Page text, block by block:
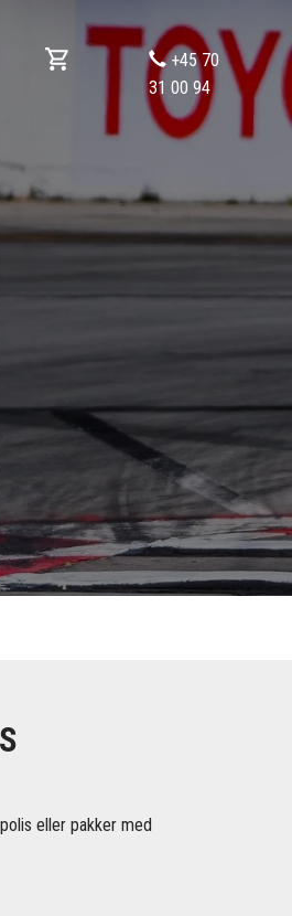
+45 70
31 00 94
eller pakker med